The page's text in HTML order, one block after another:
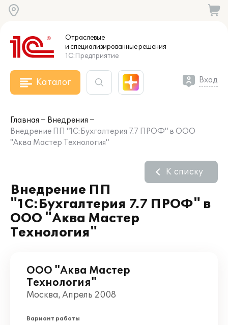
Отраслевые
и специализированныерешения
1С:Предприятие
Каталог Вход
Главная
Внедрения
Внедрение ПП "1С:Бухгалтерия 7.7 ПРОФ" в ООО
"Аква Мастер Технология"
Внедрение ПП
"1С:Бухгалтерия 7.7 ПРОФ" в
ООО "Аква Мастер
Технология"
К списку
ООО "Аква Мастер
Технология"
Москва, Апрель 2008
Вариант работы